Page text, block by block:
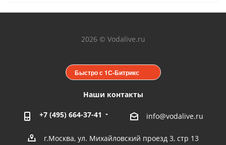
2026 © Vodalive.ru
Быстро с 1С-Битрикс
Наши контакты
+7 (495) 664-37-41 info@vodalive.ru
г.Москва, ул. Михайловский проезд 3, стр 13